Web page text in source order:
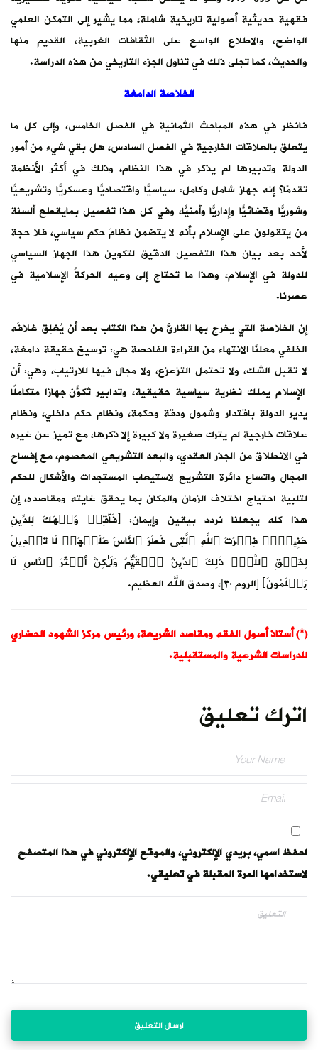
فقهية حديثية أصولية تاريخية شاملة، مما يشير إلى التمكن العلمي
الواضح، والاطلاع الواسع على الثقافات الغربية، القديم منها
والحديث، كما تجلى ذلك في تناول الجزء التاريخي من هذه الدراسة.
الخلاصة الدامغة
فانظر في هذه المباحث الثمانية في الفصل الخامس، وإلى كل ما
يتعلق بالعلاقات الخارجية في الفصل السادس، هل بقي شيء من أمور
الدولة وتدبيرها لم يذكر في هذا النظام، وذلك في أكثر الأنظمة
تقدمًا؟ إنه جهاز شامل وكامل: سياسيًّا واقتصاديًّا وعسكريًّا وتشريعيًّا
وشوريًّا وقضائيًّا وإداريًّا وأمنيًّا، وفي كل هذا تفصيل بمايقطع ألسنة
من يتقولون على الإسلام بأنه لا يتضمن نظامَ حكمٍ سياسي، فلا حجة
لأحد بعد بيان هذا التفصيل الدقيق لتكوين هذا الجهاز السياسي
للدولة في الإسلام، وهذا ما تحتاج إلى وعيه الحركةُ الإسلامية في
عصرنا.
إن الخلاصة التي يخرج بها القارئ من هذا الكتاب بعد أن يُغلِق غلافَه
الخلفي معلنًا الانتهاء من القراءة الفاحصة هي: ترسيخ حقيقة دامغة،
لا تقبل الشك، ولا تحتمل التزعزع، ولا مجال فيها للارتياب، وهي: أن
الإسلام يملك نظرية سياسية حقيقية، وتدابير تُكوّن جهازًا متكاملًا
يدير الدولة باقتدار وشمول ودقة وحكمة، ونظام حكم داخلي، ونظام
علاقات خارجية لم يترك صغيرة ولا كبيرة إلا ذكرها، مع تميز عن غيره
في الانطلاق من الجذر العقدي، والبعد التشريعي المعصوم، مع إفساح
المجال واتساع دائرة التشريع لاستيعاب المستجدات والأشكال للحكم
لتلبية احتياج اختلاف الزمان والمكان بما يحقق غايته ومقاصده، إن
هذا كله يجعلنا نردد بيقين وإيمان: ﴿فَأَقِمۡ وَجۡهَكَ لِلدِّینِ
حَنِیفࣰاۚ فِطۡرَتَ ٱللَّهِ ٱلَّتِی فَطَرَ ٱلنَّاسَ عَلَیۡهَاۚ لَا تَبۡدِیلَ
لِخَلۡقِ ٱللَّهِۚ ذَ لِكَ ٱلدِّینُ ٱلۡقَیِّمُ وَلَـٰكِنَّ أَكۡثَرَ ٱلنَّاسِ لَا
یَعۡلَمُونَ﴾ [الروم ٣٠]، وصدق الله العظيم.
(*) أستاذ أصول الفقه ومقاصد الشريعة، ورئيس مركز الشهود الحضاري
للدراسات الشرعية والمستقبلية.
اترك تعليق
احفظ اسمي، بريدي الإلكتروني، والموقع الإلكتروني في هذا المتصفح
لاستخدامها المرة المقبلة في تعليقي.